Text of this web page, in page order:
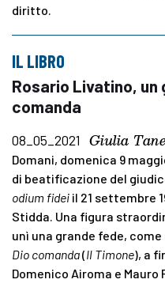
diritto.
IL LIBRO
Rosario Livatino, un
comanda
08_05_2021 Giulia
Domani, domenica 9
di beatificazione del
odium fidei il 21 settembre
Stidda. Una figura
unì una grande fede,
Dio comanda(Il Timone), a
Domenico Airoma e Mauro